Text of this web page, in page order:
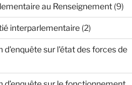
au Renseignement(9)
interparlementaire(2)
d'enquête sur l'état des forces de